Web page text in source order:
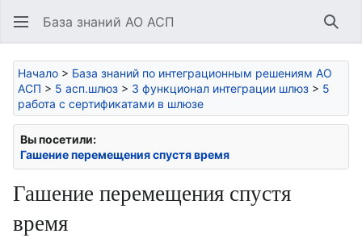
База знаний АО АСП
Начало > База знаний по интеграционным решениям АО
АСП > 5 асп.шлюз > 3 функционал интеграции шлюз > 5
работа с сертификатами в шлюзе
Вы посетили:
Гашение перемещения спустя время
Гашение перемещения спустя
время